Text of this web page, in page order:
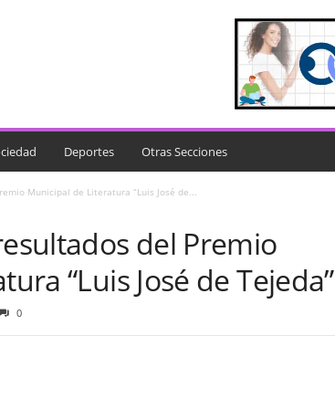
Deportes Otras Secciones
Municipal de Literatura “Luis José de...
del Premio
“Luis José de Tejeda”
0